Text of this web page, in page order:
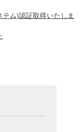
ム)認証取得いたしま